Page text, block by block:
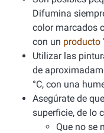
Difumina
color marcados
con un producto
Utilizar las
de
°C, con una
Asegúrate de
superficie, de lo
Que no se